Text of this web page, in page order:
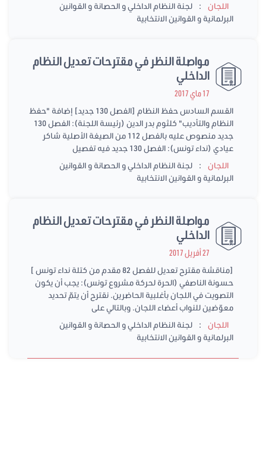
اللجان
:
لجنة النظام الداخلي و الحصانة و القوانين
البرلمانية و القوانين الانتخابية
مواصلة النظر في مقترحات تعديل النظام
الداخلي
17 ماي 2017
القسم السادس حفظ النظام [الفصل 130 جديد] إضافة "حفظ
النظام والتأديب" كلثوم بدر الدين (رئيسة اللجنة): الفصل 130
جديد منصوص عليه بالفصل 112 من الصيغة الأصلية شاكر
عيادي (نداء تونس): الفصل 130 جديد فيه تفصيل
اللجان
:
لجنة النظام الداخلي و الحصانة و القوانين
البرلمانية و القوانين الانتخابية
مواصلة النظر في مقترحات تعديل النظام
الداخلي
27 أفريل 2017
[مناقشة مقترح تعديل للفصل 82 مقدم من كتلة نداء تونس ]
حسونة الناصفي (الحرة لحركة مشروع تونس): يجب أن يكون
التصويت في اللجان بأغلبية الحاضرين. نقترح أن يتمّ تحديد
معوّضين للنواب أعضاء اللجان. وبالتالي على
اللجان
:
لجنة النظام الداخلي و الحصانة و القوانين
البرلمانية و القوانين الانتخابية